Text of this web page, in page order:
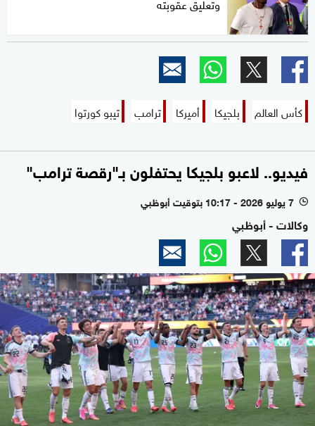
كأس العالم بلجيكا أميركا ترامب تيبو كورتوا
فيديو.. لاعبو بلجيكا يحتفلون بـ"رقصة ترامب"
l 7 يوليو 2026 - 10:17 بتوقيت أبوظبي
وكالات - أبوظبي